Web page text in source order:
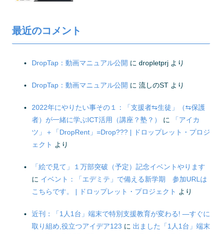
最近のコメント
DropTap：動画マニュアル公開 に dropletprj より
DropTap：動画マニュアル公開 に 流しのST より
2022年にやりたい事その１：「支援者⇆生徒」（⇆保護
者）が一緒に学ぶICT活用（講座？塾？）
に
「アイカ
ツ」＋「DropRent」=Drop??? | ドロップレット・プロジ
ェクト より
「絵で見て」１万部突破（予定）記念イベントやります
に イベント：「エデミテ」で備える新学期 参加URLは
こちらです。 | ドロップレット・プロジェクト より
近刊：「1人1台」端末で特別支援教育が変わる! ―すぐに
取り組め,役立つアイデア123 に 出ました「1人1台」端末